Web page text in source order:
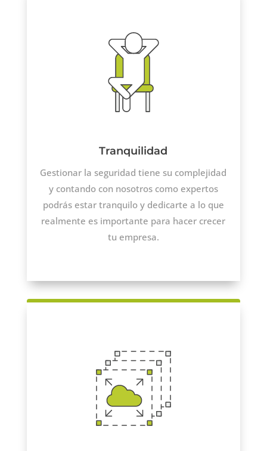
Tranquilidad
Gestionar la seguridad tiene su complejidad
y contando con nosotros como expertos
podrás estar tranquilo y dedicarte a lo que
realmente es importante para hacer crecer
tu empresa.